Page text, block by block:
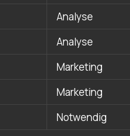
Analyse
Analyse
Marketing
Marketing
Notwendig